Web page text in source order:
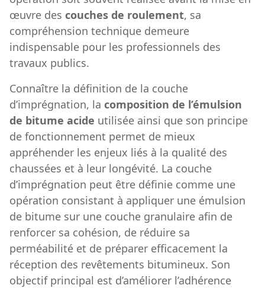
œuvre des couches de roulement, sa
compréhension technique demeure
indispensable pour les professionnels des
travaux publics.
Connaître la définition de la couche
d’imprégnation, la composition de l’émulsion
de bitume acide utilisée ainsi que son principe
de fonctionnement permet de mieux
appréhender les enjeux liés à la qualité des
chaussées et à leur longévité. La couche
d’imprégnation peut être définie comme une
opération consistant à appliquer une émulsion
de bitume sur une couche granulaire afin de
renforcer sa cohésion, de réduire sa
perméabilité et de préparer efficacement la
réception des revêtements bitumineux. Son
objectif principal est d’améliorer l’adhérence